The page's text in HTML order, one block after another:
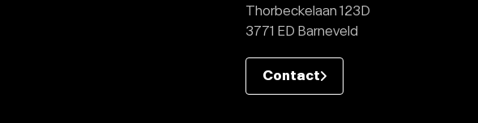
Thorbeckelaan 123D
3771 ED Barneveld
Contact